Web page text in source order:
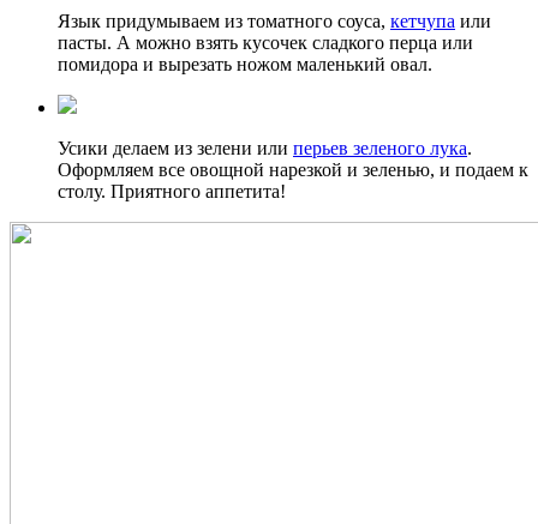
Язык придумываем из томатного соуса, кетчупа или
пасты. А можно взять кусочек сладкого перца или
помидора и вырезать ножом маленький овал.
Усики делаем из зелени или перьев зеленого лука.
Оформляем все овощной нарезкой и зеленью, и подаем к
столу. Приятного аппетита!